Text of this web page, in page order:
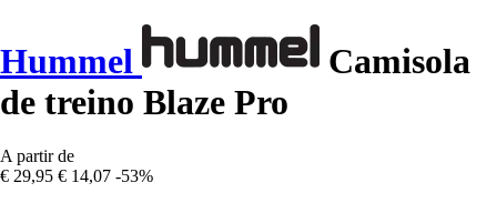
Hummel
Camisola
de treino Blaze Pro
A partir de
€ 29,95 € 14,07 -53%